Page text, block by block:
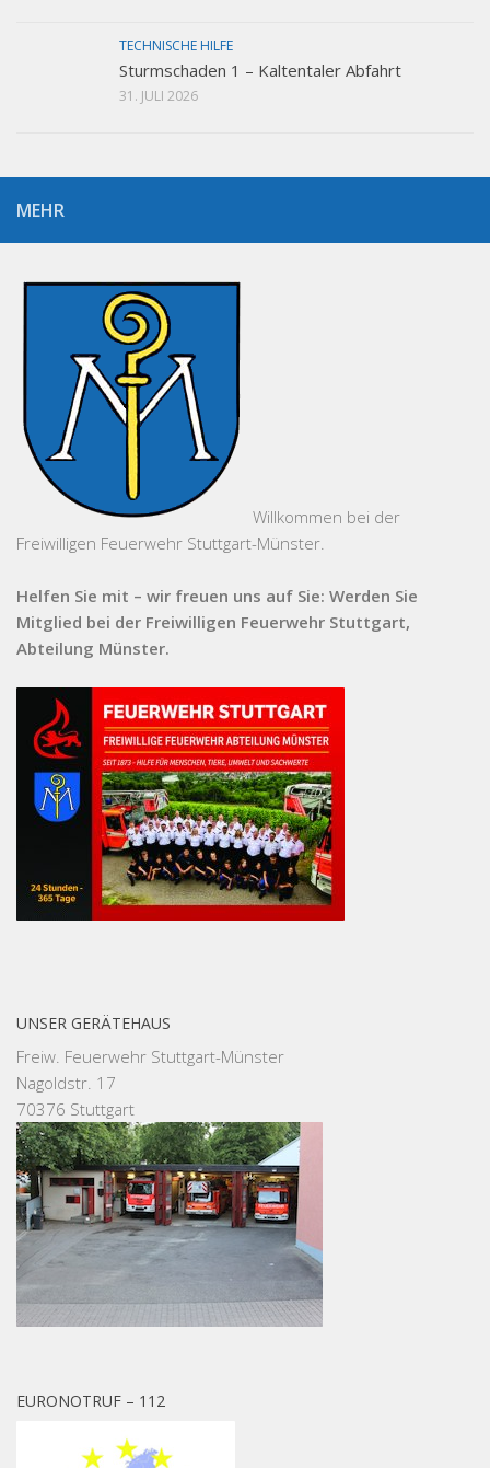
TECHNISCHE HILFE
Sturmschaden 1 – Kaltentaler Abfahrt
31. JULI 2026
MEHR
Willkommen bei der
Freiwilligen Feuerwehr Stuttgart-Münster.
Helfen Sie mit – wir freuen uns auf Sie: Werden Sie
Mitglied bei der Freiwilligen Feuerwehr Stuttgart,
Abteilung Münster.
UNSER GERÄTEHAUS
Freiw. Feuerwehr Stuttgart-Münster
Nagoldstr. 17
70376 Stuttgart
EURONOTRUF – 112